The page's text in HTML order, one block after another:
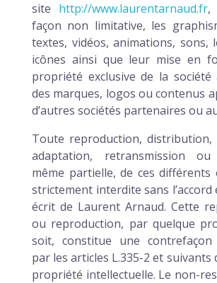
site http://www.laurentarnaud.fr,
façon non limitative, les
textes, vidéos, animations, sons,
icônes ainsi que leur mise en
propriété exclusive de la société
des marques, logos ou contenus
d’autres sociétés partenaires ou
Toute reproduction, distribution,
adaptation, retransmission ou
même partielle, de ces différents
strictement interdite sans l’accord
écrit de Laurent Arnaud. Cette
ou reproduction, par quelque
soit, constitue une contrefaçon
par les articles L.335-2 et suivants
propriété intellectuelle. Le non-